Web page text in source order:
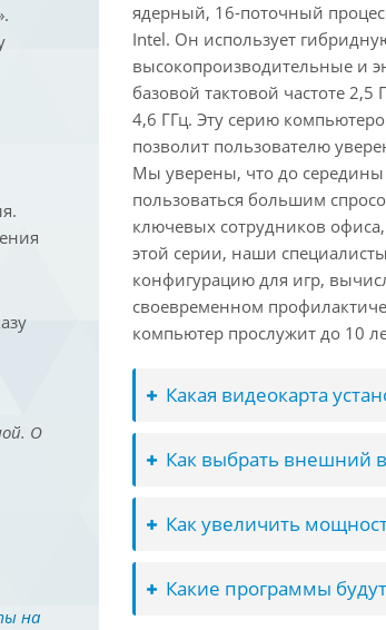
О
на
ядерный, 16-поточный
Intel. Он использует
высокопроизводительные и
базовой тактовой частоте
4,6 ГГц. Эту серию
позволит пользователю
Мы уверены, что до середины
пользоваться большим
ключевых сотрудников
этой серии, наши
конфигурацию для игр,
своевременном
компьютер прослужит до 10
Какая видеокарта
Как выбрать внешний
Как увеличить
Какие программы